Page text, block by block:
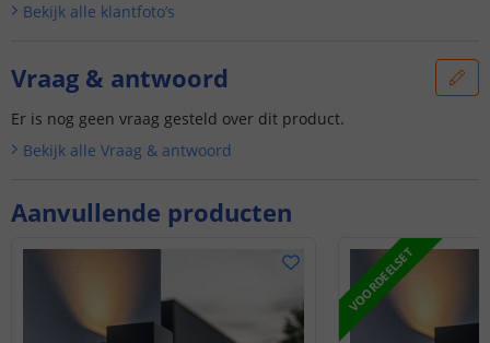
Aanvullende producten
VOORDEELSET
Bekijk alle klantfoto’s
Vraag & antwoord
Er is nog geen vraag gesteld over dit product.
Bekijk alle Vraag & antwoord